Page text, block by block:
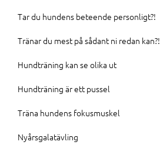
Tar du hundens beteende personligt?!
Tränar du mest på sådant ni redan kan?!
Hundträning kan se olika ut
Hundträning är ett pussel
Träna hundens fokusmuskel
Nyårsgalatävling